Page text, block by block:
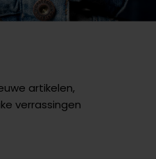
artikelen,
verrassingen